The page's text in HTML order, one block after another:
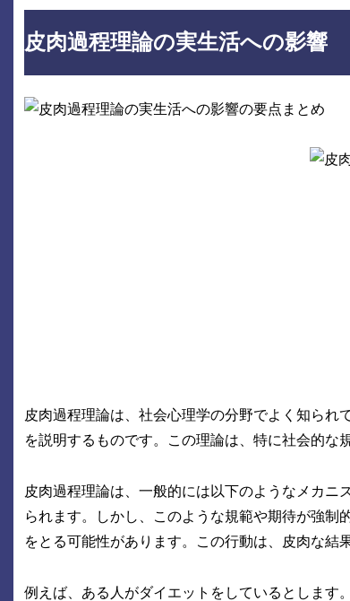
皮肉過程理論の実生活への影響
皮肉過程理論は、社会心理学の分野でよく知ら
を説明するものです。この理論は、特に社会的な
皮肉過程理論は、一般的には以下のようなメカ
られます。しかし、このような規範や期待が強
をとる可能性があります。この行動は、皮肉な結
例えば、ある人がダイエットをしているとします